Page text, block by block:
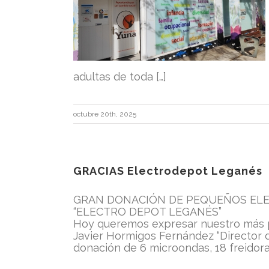
adultas de toda […]
octubre 20th, 2025
GRACIAS Electrodepot Leganés
GRAN DONACIÓN DE PEQUEÑOS
“ELECTRO DEPOT LEGANÉS”
Hoy queremos expresar nuestro
Javier Hormigos Fernández “Director
donación de 6 microondas, 18